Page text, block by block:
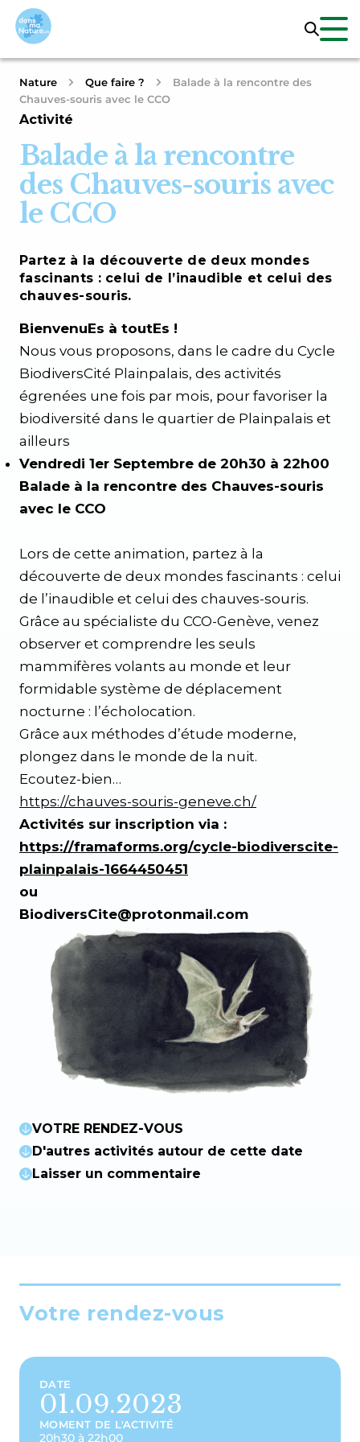
Nature Que faire ?
Balade à la rencontre des
Chauves-souris avec le CCO
Activité
Balade à la rencontre
des Chauves-souris avec
le CCO
Partez à la découverte de deux mondes
fascinants : celui de l’inaudible et celui des
chauves-souris.
BienvenuEs à toutEs !
Nous vous proposons, dans le cadre du Cycle
BiodiversCité Plainpalais, des activités
égrenées une fois par mois, pour favoriser la
biodiversité dans le quartier de Plainpalais et
ailleurs
Vendredi 1er Septembre de 20h30 à 22h00
Balade à la rencontre des Chauves-souris
avec le CCO
Lors de cette animation, partez à la
découverte de deux mondes fascinants : celui
de l’inaudible et celui des chauves-souris.
Grâce au spécialiste du CCO-Genève, venez
observer et comprendre les seuls
mammifères volants au monde et leur
formidable système de déplacement
nocturne : l’écholocation.
Grâce aux méthodes d’étude moderne,
plongez dans le monde de la nuit.
Ecoutez-bien…
https://chauves-souris-geneve.ch/
Activités sur inscription via :
https://framaforms.org/cycle-biodiverscite-
plainpalais-1664450451
ou
BiodiversCite@protonmail.com
VOTRE RENDEZ-VOUS
D'autres activités autour de cette date
Laisser un commentaire
Votre rendez-vous
DATE
01.09.2023
MOMENT DE L'ACTIVITÉ
20h30 à 22h00